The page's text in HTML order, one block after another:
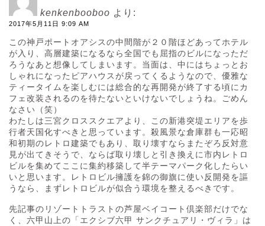
kenkenbooboo より:
2017年5月11日 9:09 AM
この神戸ポートオアシスの中間階が２０階ほどあってホテル
が入り、高層建築になるなら全国でも屈指のビルになっただ
ろうなあと想像してしまいます。当面は、中にはちょっとお
しゃれになったピアハウスが戻ってくるようなので、優雅な
ティータイムを楽しむには総合的な再開発が終了する頃にカ
フェ改装されるのを待たないといけないでしょうね。ごめん
なさい（笑）
わたしは三宮クロススクエアより、この新港突堤エリアを歩
行者天国化すべきと思っています。殺風景な倉庫群も一応昭
和初期のレトロ建築でもあり、取り壊すならまたぞろ反対意
見が出てきそうで、ならば取り壊しと引き換えに市内レトロ
ビルを集めてここに集約移築して半テーマパーク化したらい
いと思います。レトロビル擁護を錦の御旗に使い反開発を謳
うなら、まずレトロビルが似合う環境を整えるべきです。
先記事のリゾートトラストの芦屋ベイコート倶楽部だけでな
く、六甲山上の「エクシブ六甲 サンクチュアリ・ヴィラ」は